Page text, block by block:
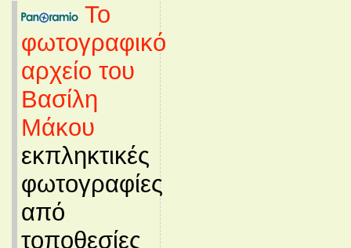
Το
φωτογραφικό
αρχείο του
Βασίλη
Μάκου
εκπληκτικές
φωτογραφίες
από
τοποθεσίες